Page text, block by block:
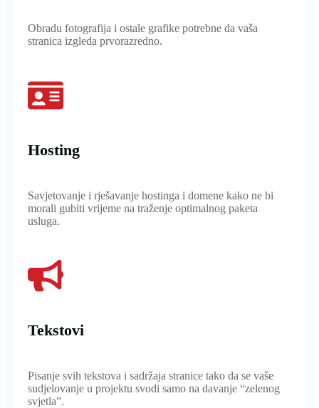
Obradu fotografija i ostale grafike potrebne da vaša
stranica izgleda prvorazredno.
Hosting
Savjetovanje i rješavanje hostinga i domene kako ne bi
morali gubiti vrijeme na traženje optimalnog paketa
usluga.
Tekstovi
Pisanje svih tekstova i sadržaja stranice tako da se vaše
sudjelovanje u projektu svodi samo na davanje “zelenog
svjetla”.